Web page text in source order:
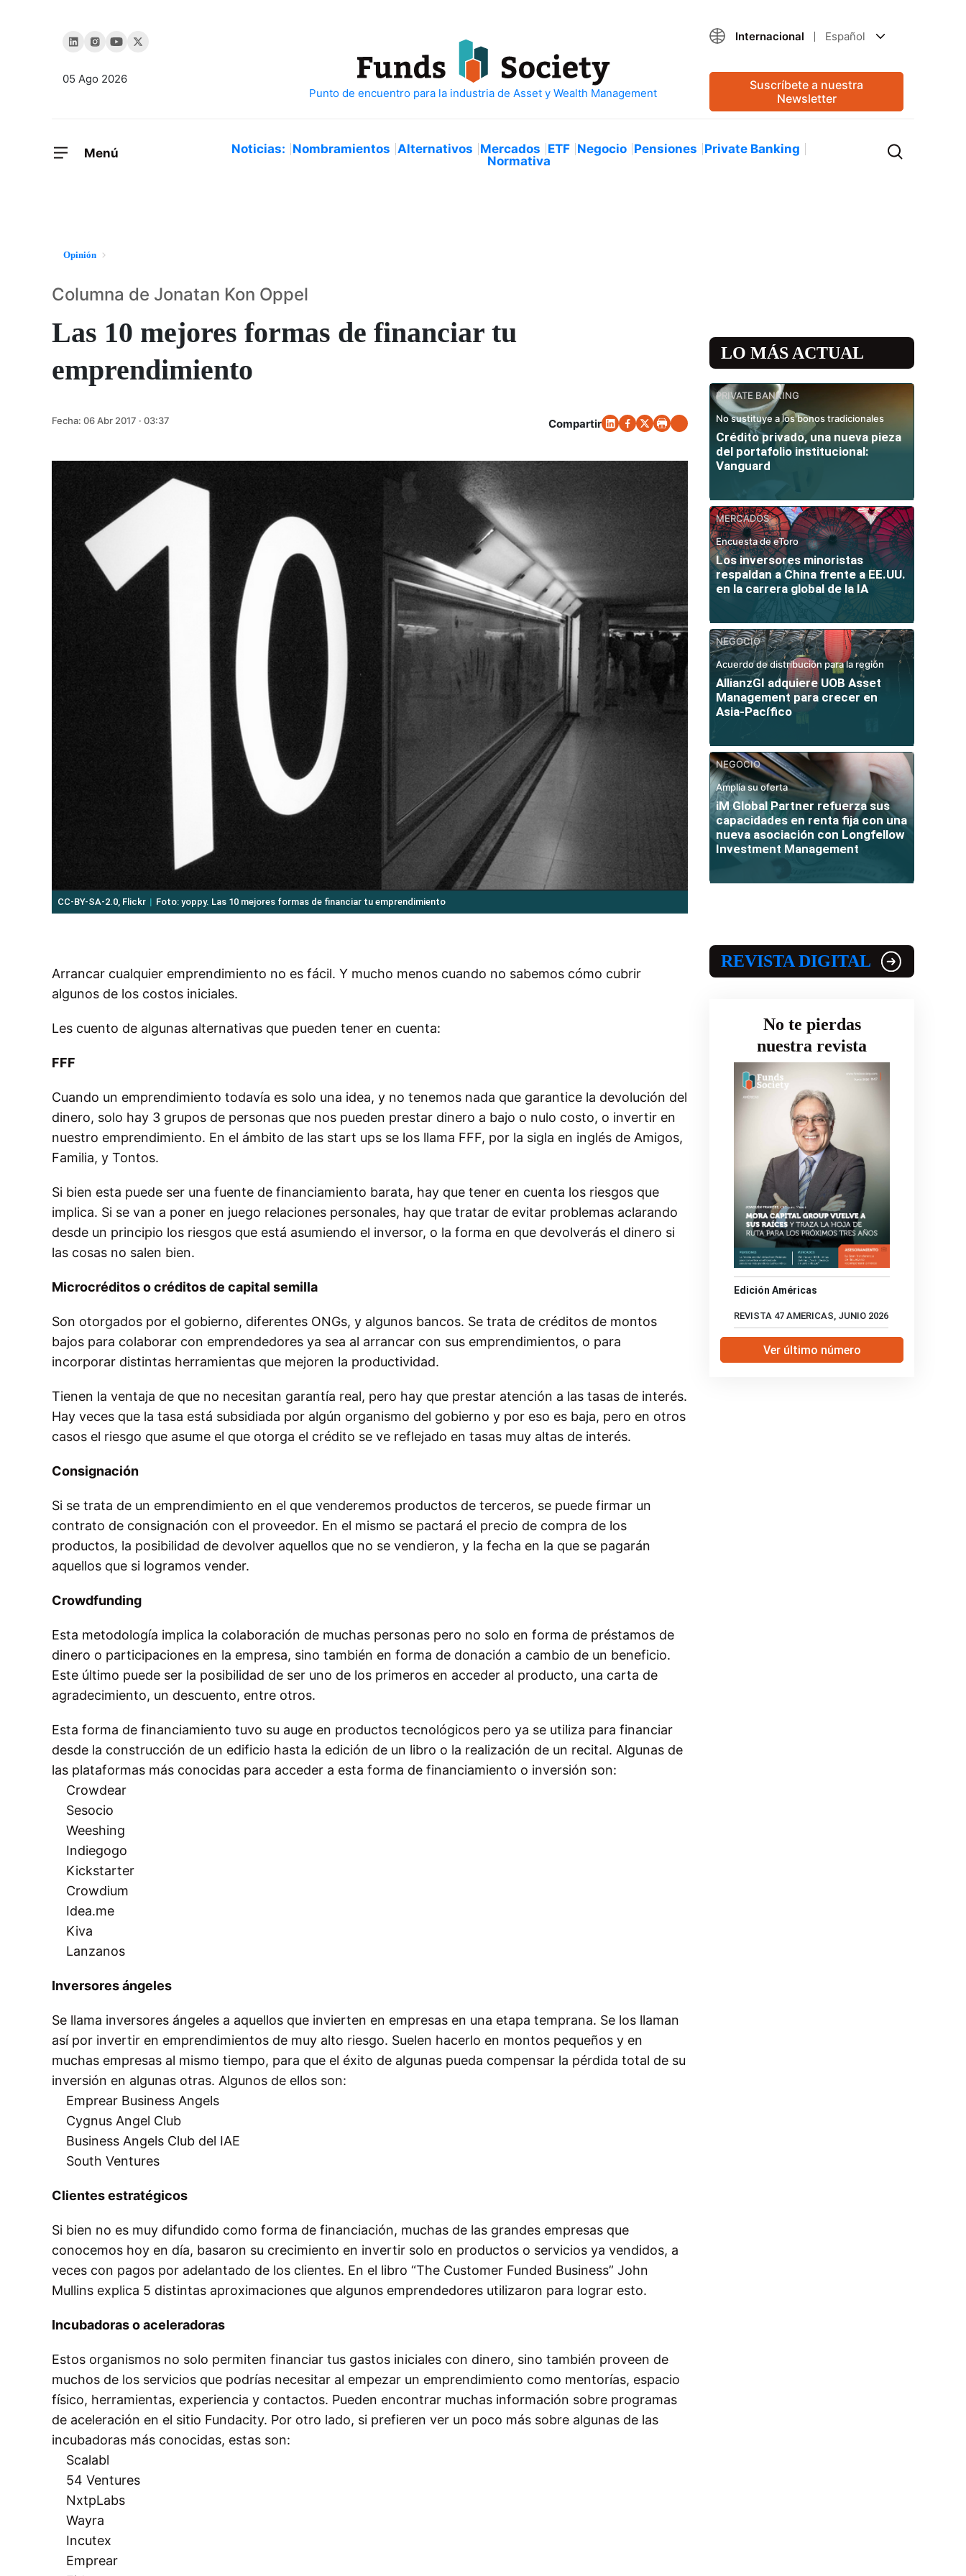
05 Ago 2026
Internacional Español
Suscríbete a nuestra
Newsletter
Menú Noticias: Nombramientos Alternativos Mercados ETF Negocio Pensiones Private Banking
Normativa
Opinión
Las 10 mejores formas de financiar tu
emprendimiento
Columna de Jonatan Kon Oppel
Fecha: 06 Abr 2017 · 03:37 Compartir
CC-BY-SA-2.0, Flickr Foto: yoppy. Las 10 mejores formas de financiar tu emprendimiento
Arrancar cualquier emprendimiento no es fácil. Y mucho menos cuando no sabemos cómo cubrir
algunos de los costos iniciales.
Les cuento de algunas alternativas que pueden tener en cuenta:
FFF
Cuando un emprendimiento todavía es solo una idea, y no tenemos nada que garantice la devolución del
dinero, solo hay 3 grupos de personas que nos pueden prestar dinero a bajo o nulo costo, o invertir en
nuestro emprendimiento. En el ámbito de las start ups se los llama FFF, por la sigla en inglés de Amigos,
Familia, y Tontos.
Si bien esta puede ser una fuente de financiamiento barata, hay que tener en cuenta los riesgos que
implica. Si se van a poner en juego relaciones personales, hay que tratar de evitar problemas aclarando
desde un principio los riesgos que está asumiendo el inversor, o la forma en que devolverás el dinero si
las cosas no salen bien.
Microcréditos o créditos de capital semilla
Son otorgados por el gobierno, diferentes ONGs, y algunos bancos. Se trata de créditos de montos
bajos para colaborar con emprendedores ya sea al arrancar con sus emprendimientos, o para
incorporar distintas herramientas que mejoren la productividad.
Tienen la ventaja de que no necesitan garantía real, pero hay que prestar atención a las tasas de interés.
Hay veces que la tasa está subsidiada por algún organismo del gobierno y por eso es baja, pero en otros
casos el riesgo que asume el que otorga el crédito se ve reflejado en tasas muy altas de interés.
Consignación
Si se trata de un emprendimiento en el que venderemos productos de terceros, se puede firmar un
contrato de consignación con el proveedor. En el mismo se pactará el precio de compra de los
productos, la posibilidad de devolver aquellos que no se vendieron, y la fecha en la que se pagarán
aquellos que si logramos vender.
Crowdfunding
Esta metodología implica la colaboración de muchas personas pero no solo en forma de préstamos de
dinero o participaciones en la empresa, sino también en forma de donación a cambio de un beneficio.
Este último puede ser la posibilidad de ser uno de los primeros en acceder al producto, una carta de
agradecimiento, un descuento, entre otros.
Esta forma de financiamiento tuvo su auge en productos tecnológicos pero ya se utiliza para financiar
desde la construcción de un edificio hasta la edición de un libro o la realización de un recital. Algunas de
las plataformas más conocidas para acceder a esta forma de financiamiento o inversión son:
Crowdear
Sesocio
Weeshing
Indiegogo
Kickstarter
Crowdium
Idea.me
Kiva
Lanzanos
Inversores ángeles
Se llama inversores ángeles a aquellos que invierten en empresas en una etapa temprana. Se los llaman
así por invertir en emprendimientos de muy alto riesgo. Suelen hacerlo en montos pequeños y en
muchas empresas al mismo tiempo, para que el éxito de algunas pueda compensar la pérdida total de su
inversión en algunas otras. Algunos de ellos son:
Emprear Business Angels
Cygnus Angel Club
Business Angels Club del IAE
South Ventures
Clientes estratégicos
Si bien no es muy difundido como forma de financiación, muchas de las grandes empresas que
conocemos hoy en día, basaron su crecimiento en invertir solo en productos o servicios ya vendidos, a
veces con pagos por adelantado de los clientes. En el libro “The Customer Funded Business” John
Mullins explica 5 distintas aproximaciones que algunos emprendedores utilizaron para lograr esto.
Incubadoras o aceleradoras
Estos organismos no solo permiten financiar tus gastos iniciales con dinero, sino también proveen de
muchos de los servicios que podrías necesitar al empezar un emprendimiento como mentorías, espacio
físico, herramientas, experiencia y contactos. Pueden encontrar muchas información sobre programas
de aceleración en el sitio Fundacity. Por otro lado, si prefieren ver un poco más sobre algunas de las
incubadoras más conocidas, estas son:
Scalabl
54 Ventures
NxtpLabs
Wayra
Incutex
Emprear
LO MÁS ACTUAL
PRIVATE BANKING
No sustituye a los bonos tradicionales
Crédito privado, una nueva pieza
del portafolio institucional:
Vanguard
MERCADOS
Encuesta de eToro
Los inversores minoristas
respaldan a China frente a EE.UU.
en la carrera global de la IA
NEGOCIO
Acuerdo de distribución para la región
AllianzGI adquiere UOB Asset
Management para crecer en
Asia-Pacífico
NEGOCIO
Amplía su oferta
iM Global Partner refuerza sus
capacidades en renta fija con una
nueva asociación con Longfellow
Investment Management
REVISTA DIGITAL
No te pierdas
nuestra revista
Edición Américas
REVISTA 47 AMERICAS, JUNIO 2026
Ver último número